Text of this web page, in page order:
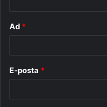
Ad *
E-posta *